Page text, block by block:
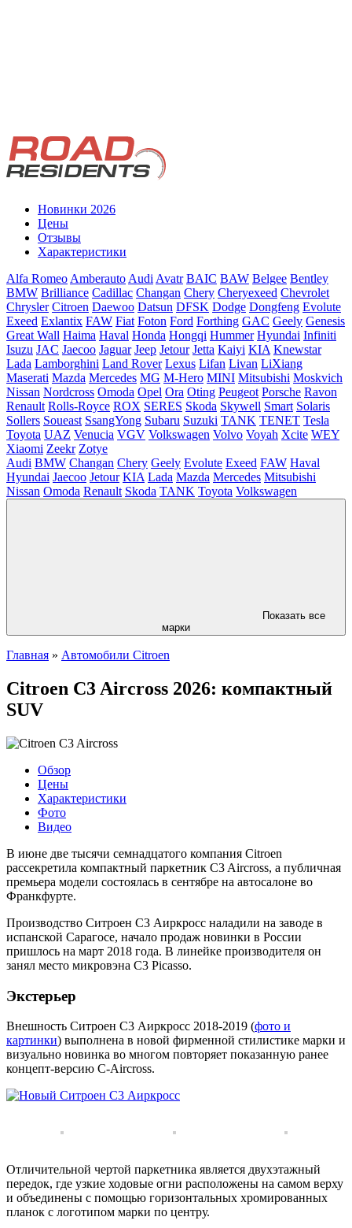
Новинки 2026
Цены
Отзывы
Характеристики
Alfa Romeo Amberauto Audi Avatr BAIC BAW Belgee Bentley
BMW Brilliance Cadillac Changan Chery Cheryexeed Chevrolet
Chrysler Citroen Daewoo Datsun DFSK Dodge Dongfeng Evolute
Exeed Exlantix FAW Fiat Foton Ford Forthing GAC Geely Genesis
Great Wall Haima Haval Honda Hongqi Hummer Hyundai Infiniti
Isuzu JAC Jaecoo Jaguar Jeep Jetour Jetta Kaiyi KIA Knewstar
Lada Lamborghini Land Rover Lexus Lifan Livan LiXiang
Maserati Mazda Mercedes MG M-Hero MINI Mitsubishi Moskvich
Nissan Nordcross Omoda Opel Ora Oting Peugeot Porsche Ravon
Renault Rolls-Royce ROX SERES Skoda Skywell Smart Solaris
Sollers Soueast SsangYong Subaru Suzuki TANK TENET Tesla
Toyota UAZ Venucia VGV Volkswagen Volvo Voyah Xcite WEY
Xiaomi Zeekr Zotye
Audi BMW Changan Chery Geely Evolute Exeed FAW Haval
Hyundai Jaecoo Jetour KIA Lada Mazda Mercedes Mitsubishi
Nissan Omoda Renault Skoda TANK Toyota Volkswagen
Показать все
марки
Главная » Автомобили Citroen
Citroen C3 Aircross 2026: компактный
SUV
Обзор
Цены
Характеристики
Фото
Видео
В июне две тысячи семнадцатого компания Citroen
рассекретила компактный паркетник C3 Aircross, а публичная
премьера модели состоялась в сентябре на автосалоне во
Франкфурте.
Производство Ситроен С3 Аиркросс наладили на заводе в
испанской Сарагосе, начало продаж новинки в России
пришлось на март 2018 года. В линейке производителя он
занял место микровэна C3 Picasso.
Экстерьер
Внешность Ситроен С3 Аиркросс 2018-2019 (фото и
картинки) выполнена в новой фирменной стилистике марки и
визуально новинка во многом повторяет показанную ранее
концепт-версию C-Aircross.
Отличительной чертой паркетника является двухэтажный
передок, где узкие ходовые огни расположены на самом верху
и объединены с помощью горизонтальных хромированных
планок с логотипом марки по центру.